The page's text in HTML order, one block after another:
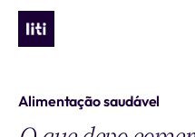
Alimentação saudável